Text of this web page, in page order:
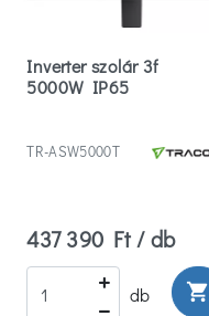
Inverter szolár 3f
5000W IP65
TR-ASW5000T
437 390 Ft / db
db shopping_cart